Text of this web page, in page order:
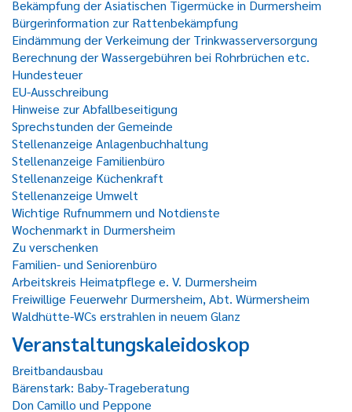
Bekämpfung der Asiatischen Tigermücke in Durmersheim
Bürgerinformation zur Rattenbekämpfung
Eindämmung der Verkeimung der Trinkwasserversorgung
Berechnung der Wassergebühren bei Rohrbrüchen etc.
Hundesteuer
EU-Ausschreibung
Hinweise zur Abfallbeseitigung
Sprechstunden der Gemeinde
Stellenanzeige Anlagenbuchhaltung
Stellenanzeige Familienbüro
Stellenanzeige Küchenkraft
Stellenanzeige Umwelt
Wichtige Rufnummern und Notdienste
Wochenmarkt in Durmersheim
Zu verschenken
Familien- und Seniorenbüro
Arbeitskreis Heimatpflege e. V. Durmersheim
Freiwillige Feuerwehr Durmersheim, Abt. Würmersheim
Waldhütte-WCs erstrahlen in neuem Glanz
Veranstaltungskaleidoskop
Breitbandausbau
Bärenstark: Baby-Trageberatung
Don Camillo und Peppone